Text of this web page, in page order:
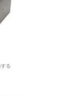
る